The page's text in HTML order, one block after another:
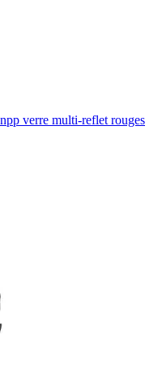
verre multi-reflet rouges